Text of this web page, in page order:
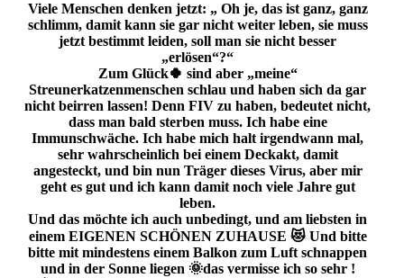
Viele Menschen denken jetzt: „ Oh je, das ist ganz, ganz
schlimm, damit kann sie gar nicht weiter leben, sie muss
jetzt bestimmt leiden, soll man sie nicht besser
„erlösen“?“
Zum Glück🍀 sind aber „meine“
Streunerkatzenmenschen schlau und haben sich da gar
nicht beirren lassen! Denn FIV zu haben, bedeutet nicht,
dass man bald sterben muss. Ich habe eine
Immunschwäche. Ich habe mich halt irgendwann mal,
sehr wahrscheinlich bei einem Deckakt, damit
angesteckt, und bin nun Träger dieses Virus, aber mir
geht es gut und ich kann damit noch viele Jahre gut
leben.
Und das möchte ich auch unbedingt, und am liebsten in
einem EIGENEN SCHÖNEN ZUHAUSE 😻 Und bitte
bitte mit mindestens einem Balkon zum Luft schnappen
und in der Sonne liegen 🌞das vermisse ich so sehr !